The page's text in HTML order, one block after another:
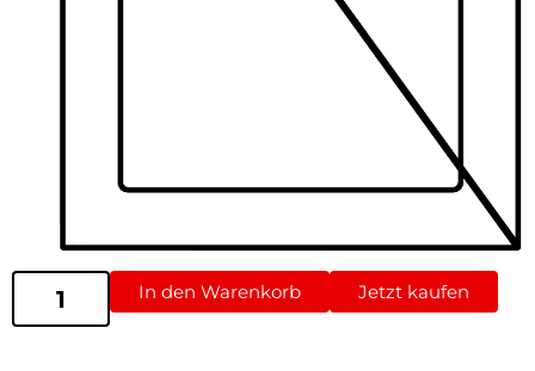
In den Warenkorb Jetzt kaufen